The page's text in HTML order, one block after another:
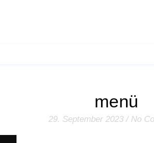
menü
29. September 2023 / No